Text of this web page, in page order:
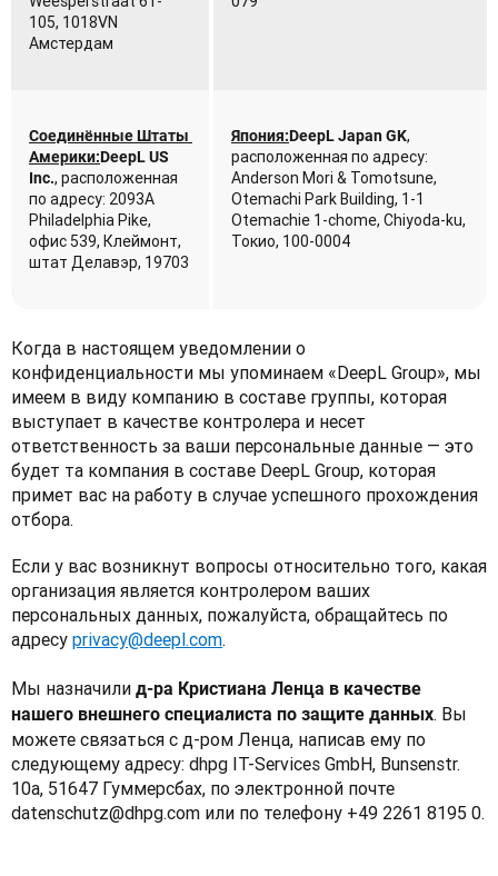
105, 1018VN
Амстердам
Соединённые Штаты
Америки:DeepL US
Inc., расположенная
по адресу: 2093A
Philadelphia Pike,
офис 539, Клеймонт,
штат Делавэр, 19703
Япония:DeepL Japan GK,
расположенная по адресу:
Anderson Mori & Tomotsune,
Otemachi Park Building, 1-1
Otemachie 1-chome, Chiyoda-ku,
Токио, 100-0004
Когда в настоящем уведомлении о
конфиденциальности мы упоминаем «DeepL Group», мы
имеем в виду компанию в составе группы, которая
выступает в качестве контролера и несет
ответственность за ваши персональные данные — это
будет та компания в составе DeepL Group, которая
примет вас на работу в случае успешного прохождения
отбора.
Если у вас возникнут вопросы относительно того, какая
организация является контролером ваших
персональных данных, пожалуйста, обращайтесь по
адресу privacy@deepl.com.
Мы назначили д-ра Кристиана Ленца в качестве
нашего внешнего специалиста по защите данных. Вы
можете связаться с д-ром Ленца, написав ему по
следующему адресу: dhpg IT-Services GmbH, Bunsenstr.
10a, 51647 Гуммерсбах, по электронной почте
datenschutz@dhpg.com или по телефону +49 2261 8195 0.